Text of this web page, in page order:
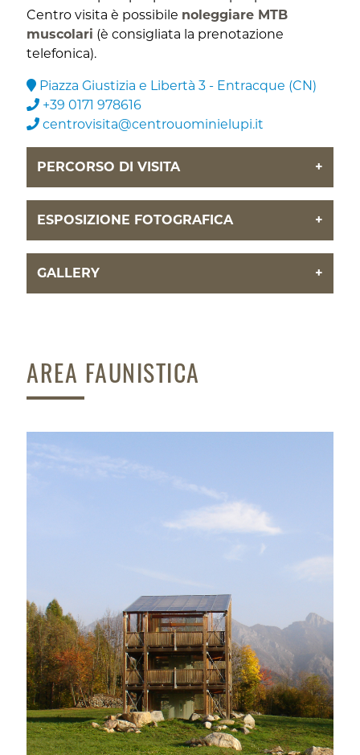
Centro visita è possibile noleggiare MTB
muscolari (è consigliata la prenotazione
telefonica).
Piazza Giustizia e Libertà 3 - Entracque (CN)
+39 0171 978616
centrovisita@centrouominielupi.it
PERCORSO DI VISITA +
ESPOSIZIONE FOTOGRAFICA +
GALLERY +
AREA FAUNISTICA